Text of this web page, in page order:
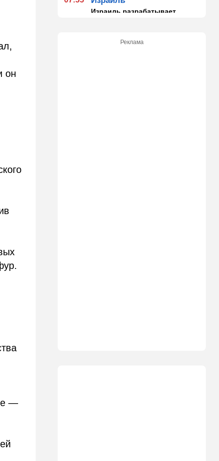
он
—
Израиль разрабатывает
Реклама